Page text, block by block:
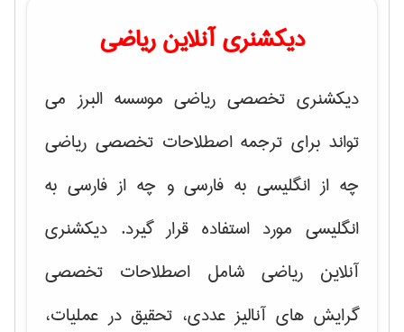
دیکشنری آنلاین ریاضی
دیکشنری تخصصی ریاضی موسسه البرز می
تواند برای ترجمه اصطلاحات تخصصی ریاضی
چه از انگلیسی به فارسی و چه از فارسی به
انگلیسی مورد استفاده قرار گیرد. دیکشنری
آنلاین ریاضی شامل اصطلاحات تخصصی
گرایش های آنالیز عددی، تحقیق در عملیات،